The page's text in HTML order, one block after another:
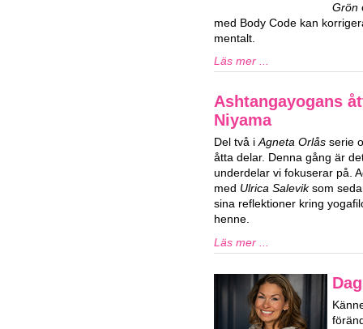
Grön
med Body Code kan
mentalt.
Läs mer ...
Ashtangayogans
Niyama
Del två iAgneta Orlås serie
åtta delar. Denna gång är
underdelar vi fokuserar på.
med Ulrica Saleviksom
sina reflektioner kring
henne.
Läs mer ...